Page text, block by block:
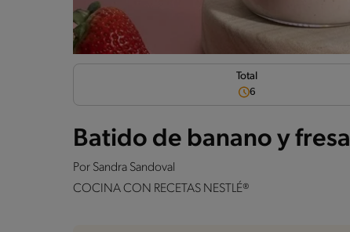
Total
6
Batido de banano y fresa
Por Sandra Sandoval
COCINA CON RECETAS NESTLÉ®